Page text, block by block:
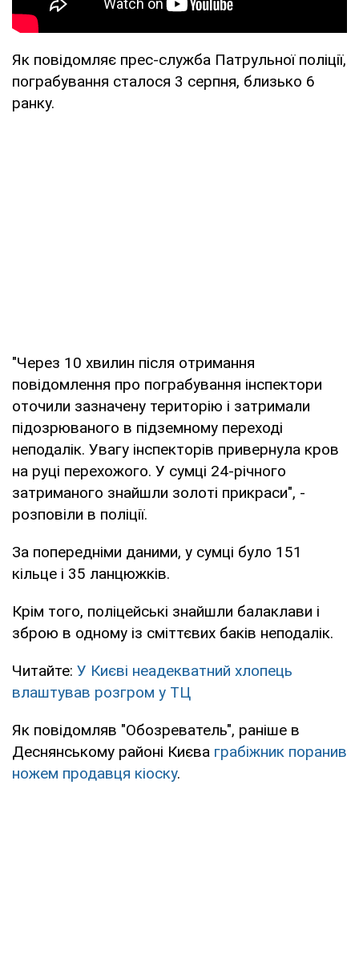
Як повідомляє прес-служба Патрульної поліції,
пограбування сталося 3 серпня, близько 6
ранку.
"Через 10 хвилин після отримання
повідомлення про пограбування інспектори
оточили зазначену територію і затримали
підозрюваного в підземному переході
неподалік. Увагу інспекторів привернула кров
на руці перехожого. У сумці 24-річного
затриманого знайшли золоті прикраси", -
розповіли в поліції.
За попередніми даними, у сумці було 151
кільце і 35 ланцюжків.
Крім того, поліцейські знайшли балаклави і
зброю в одному із сміттєвих баків неподалік.
Читайте: У Києві неадекватний хлопець
влаштував розгром у ТЦ
Як повідомляв "Обозреватель", раніше в
Деснянському районі Києва грабіжник поранив
ножем продавця кіоску.